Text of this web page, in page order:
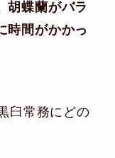
胡蝶蘭がバラ
時間がかかっ
臼常務にどの